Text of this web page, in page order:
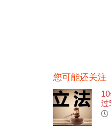
您可能还关注
过